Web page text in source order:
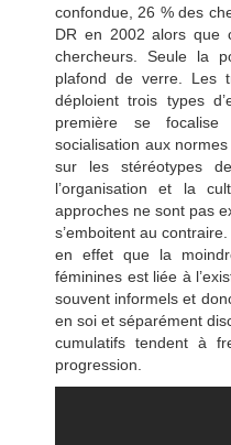
confondue, 26 % des
DR en 2002 alors que
chercheurs. Seule la
plafond de verre. Les
déploient trois types
première se
socialisation aux
sur les stéréotypes
l’organisation et la
approches ne sont pas
s’emboitent au
en effet que la
féminines est liée à
souvent informels et
en soi et séparément
cumulatifs tendent à
progression.